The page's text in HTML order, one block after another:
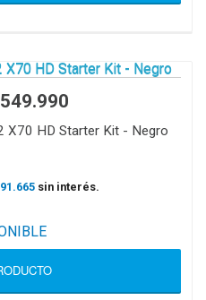
X70 HD Starter Kit - Negro
sin interés.